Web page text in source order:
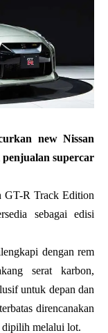
new Nissan
penjualan supercar
GT-R Track Edition
sebagai edisi
dengan rem
serat karbon,
untuk depan dan
direncanakan
dipilih melalui lot.